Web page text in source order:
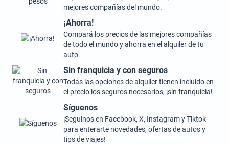
mejores compañías del mundo.
¡Ahorra!
Compará los precios de las mejores compañías
de todo el mundo y ahorra en el alquiler de tu
auto.
Sin franquicia y con seguros
Todas las opciones de alquiler tienen incluido en
el precio los seguros necesarios, ¡sin franquicia!
Síguenos
¡Seguinos en Facebook, X, Instagram y Tiktok
para enterarte novedades, ofertas de autos y
tips de viajes!